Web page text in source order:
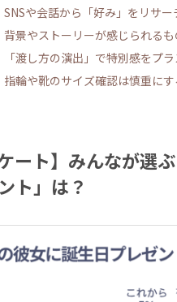
SNSや会話から「好み」をリサー
背景やストーリーが感じられる
「渡し方の演出」で特別感をプラ
指輪や靴のサイズ確認は慎重にす
ケート】みんなが選
ト」は？